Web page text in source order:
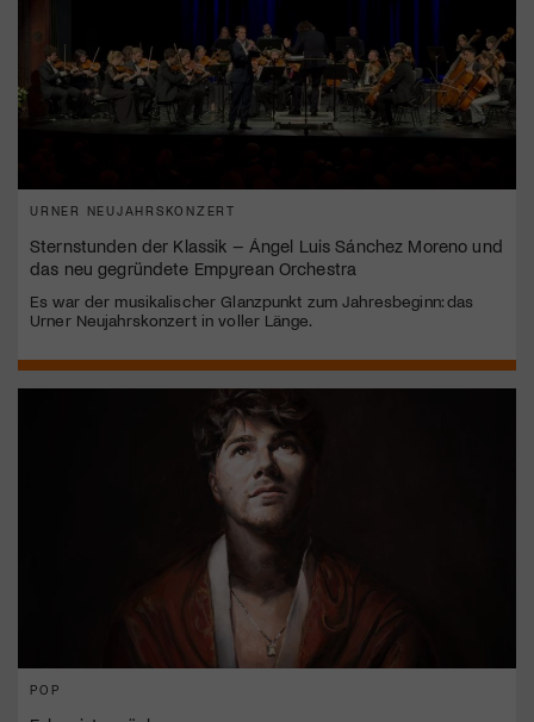
URNER NEUJAHRSKONZERT
Sternstunden der Klassik – Ángel Luis Sánchez Moreno und
das neu gegründete Empyrean Orchestra
Es war der musikalischer Glanzpunkt zum Jahresbeginn: das
Urner Neujahrskonzert in voller Länge.
POP